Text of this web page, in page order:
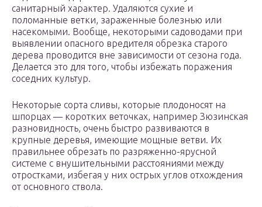
санитарный характер. Удаляются сухие и
поломанные ветки, зараженные болезнью или
насекомыми. Вообще, некоторыми садоводами при
выявлении опасного вредителя обрезка старого
дерева проводится вне зависимости от сезона года.
Делается это для того, чтобы избежать поражения
соседних культур.
Некоторые сорта сливы, которые плодоносят на
шпорцах — коротких веточках, например Зюзинская
разновидность, очень быстро развиваются в
крупные деревья, имеющие мощные ветви. Их
правильнее обрезать по разряженно-ярусной
системе с внушительными расстояниями между
отростками, избегая у них острых углов отхождения
от основного ствола.